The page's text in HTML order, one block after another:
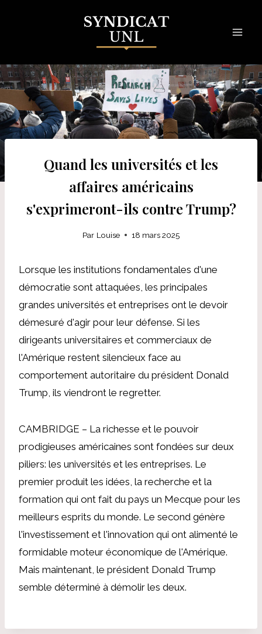
Quand les universités et les
affaires américains
s'exprimeront-ils contre Trump?
Par Louise 18 mars 2025
Lorsque les institutions fondamentales d'une
démocratie sont attaquées, les principales
grandes universités et entreprises ont le devoir
démesuré d'agir pour leur défense. Si les
dirigeants universitaires et commerciaux de
l'Amérique restent silencieux face au
comportement autoritaire du président Donald
Trump, ils viendront le regretter.
CAMBRIDGE – La richesse et le pouvoir
prodigieuses américaines sont fondées sur deux
piliers: les universités et les entreprises. Le
premier produit les idées, la recherche et la
formation qui ont fait du pays un Mecque pour les
meilleurs esprits du monde. Le second génère
l'investissement et l'innovation qui ont alimenté le
formidable moteur économique de l'Amérique.
Mais maintenant, le président Donald Trump
semble déterminé à démolir les deux.